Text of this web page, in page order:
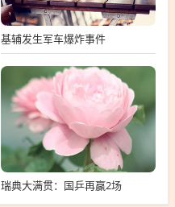
基辅发生军车爆炸事件
瑞典大满贯：国乒再赢2场